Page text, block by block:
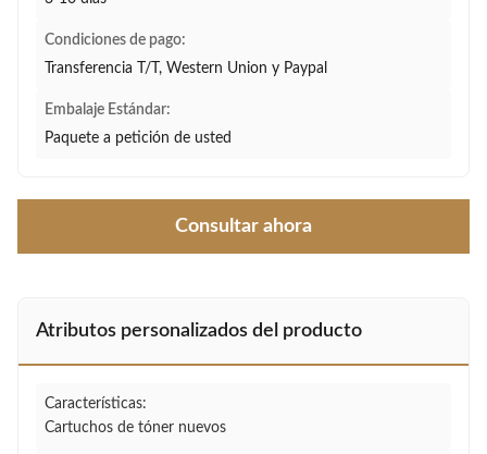
Condiciones de pago:
Transferencia T/T, Western Union y Paypal
Embalaje Estándar:
Paquete a petición de usted
Consultar ahora
Atributos personalizados del producto
Características:
Cartuchos de tóner nuevos